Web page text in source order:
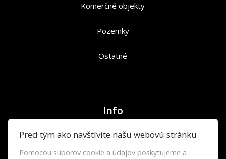
Komerčné objekty
Pozemky
Ostatné
Info
Pred tým ako navštívite našu webovú stránku
Pomocou súborov cookie a údajov poskytujeme a